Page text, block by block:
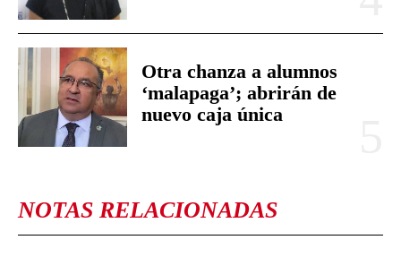
Otra chanza a alumnos
‘malapaga’; abrirán de
nuevo caja única
NOTAS RELACIONADAS